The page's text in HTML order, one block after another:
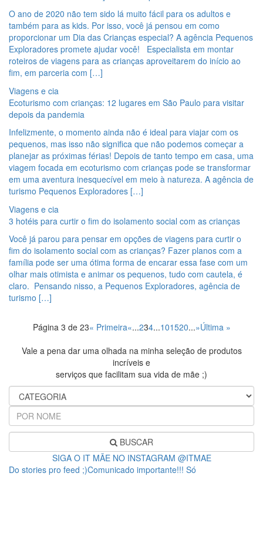
O ano de 2020 não tem sido lá muito fácil para os adultos e
também para as kids. Por isso, você já pensou em como
proporcionar um Dia das Crianças especial? A agência Pequenos
Exploradores promete ajudar você! Especialista em montar
roteiros de viagens para as crianças aproveitarem do início ao
fim, em parceria com […]
Viagens e cia
Ecoturismo com crianças: 12 lugares em São Paulo para visitar
depois da pandemia
Infelizmente, o momento ainda não é ideal para viajar com os
pequenos, mas isso não significa que não podemos começar a
planejar as próximas férias! Depois de tanto tempo em casa, uma
viagem focada em ecoturismo com crianças pode se transformar
em uma aventura inesquecível em meio à natureza. A agência de
turismo Pequenos Exploradores […]
Viagens e cia
3 hotéis para curtir o fim do isolamento social com as crianças
Você já parou para pensar em opções de viagens para curtir o
fim do isolamento social com as crianças? Fazer planos com a
família pode ser uma ótima forma de encarar essa fase com um
olhar mais otimista e animar os pequenos, tudo com cautela, é
claro. Pensando nisso, a Pequenos Exploradores, agência de
turismo […]
Página 3 de 23« Primeira«...234...101520...»Última »
Vale a pena dar uma olhada na minha seleção de produtos
incríveis e
serviços que facilitam sua vida de mãe ;)
BUSCAR
SIGA O IT MÃE NO INSTAGRAM @ITMAE
Do stories pro feed ;)Comunicado importante!!! Só